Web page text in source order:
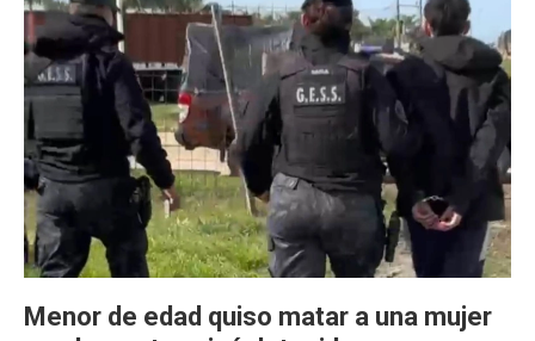
Menor de edad quiso matar a una mujer